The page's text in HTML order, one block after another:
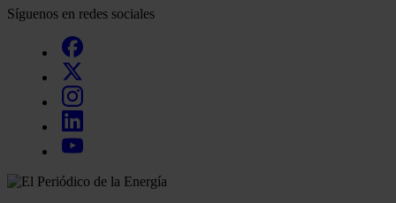
Síguenos en redes sociales